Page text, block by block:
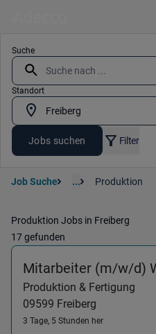
Suche
Standort
Jobs suchen Filter
Job Suche ... Produktion
Produktion Jobs in Freiberg
17 gefunden
Mitarbeiter (m/w/d)
Produktion & Fertigung
09599 Freiberg
3 Tage, 5 Stunden her